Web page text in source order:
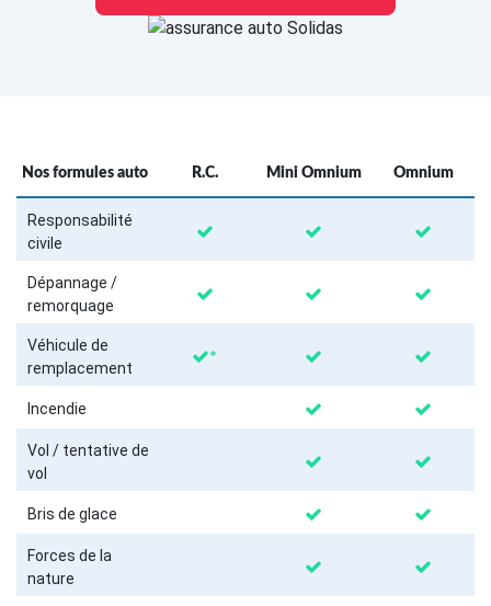
Nos formules auto R.C. Mini Omnium Omnium
Responsabilité
civile
Dépannage /
remorquage
Véhicule de
remplacement
*
Incendie
Vol / tentative de
vol
Bris de glace
Forces de la
nature